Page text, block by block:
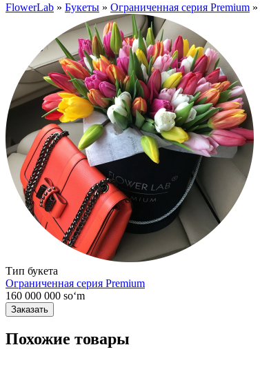
Вы здесь
FlowerLab » Букеты » Ограниченная серия Premium »
Тип букета
Ограниченная серия Premium
160 000 000 soʻm
Похожие товары